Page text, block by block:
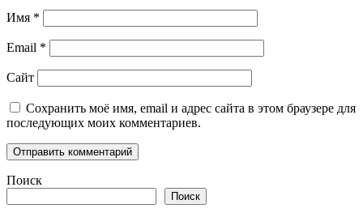
Имя *
Email *
Сайт
Сохранить моё имя, email и адрес сайта в этом браузере для
последующих моих комментариев.
Поиск
Поиск